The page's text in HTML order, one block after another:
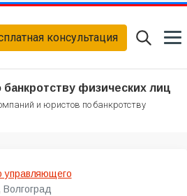
консультация
банкротству физических лиц
и юристов по банкротству
управляющего
Волгоград